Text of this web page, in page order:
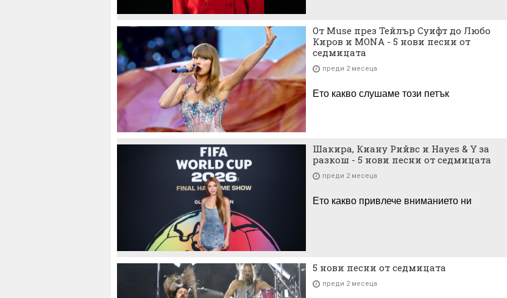
От Muse през Тейлър Суифт до Любо
Киров и MONA - 5 нови песни от
седмицата
преди 2 месеца
Ето какво слушаме този петък
Шакира, Киану Рийвс и Hayes & Y за
разкош - 5 нови песни от седмицата
преди 2 месеца
Ето какво привлече вниманието ни
5 нови песни от седмицата
преди 2 месеца